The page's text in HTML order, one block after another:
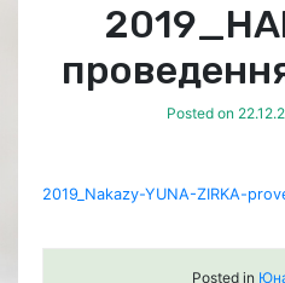
Posted on
2019_Nakazy-YUNA-ZIRKA-
Posted in